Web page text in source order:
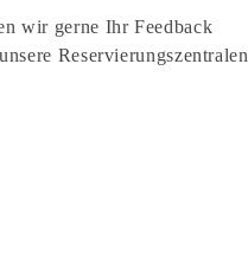
wir gerne Ihr Feedback
Reservierungszentralen